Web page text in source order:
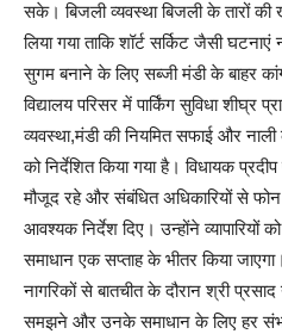
सके। बिजली व्यवस्था बिजली के तारों की
लिया गया ताकि शॉर्ट सर्किट जैसी घटनाएं
सुगम बनाने के लिए सब्जी मंडी के बाहर
विद्यालय परिसर में पार्किंग सुविधा शीघ्र
व्यवस्था,मंडी की नियमित सफाई और
को निर्देशित किया गया है। विधायक
मौजूद रहे और संबंधित अधिकारियों से फोन
आवश्यक निर्देश दिए। उन्होंने व्यापारियों
समाधान एक सप्ताह के भीतर किया
नागरिकों से बातचीत के दौरान श्री
समझने और उनके समाधान के लिए हर